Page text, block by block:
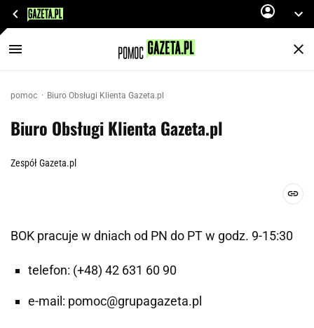
pomoc Biuro Obsługi Klienta Gazeta.pl
Biuro Obsługi Klienta Gazeta.pl
Zespół Gazeta.pl
BOK pracuje w dniach od PN do PT w godz. 9-15:30
telefon: (+48) 42 631 60 90
e-mail: pomoc@grupagazeta.pl